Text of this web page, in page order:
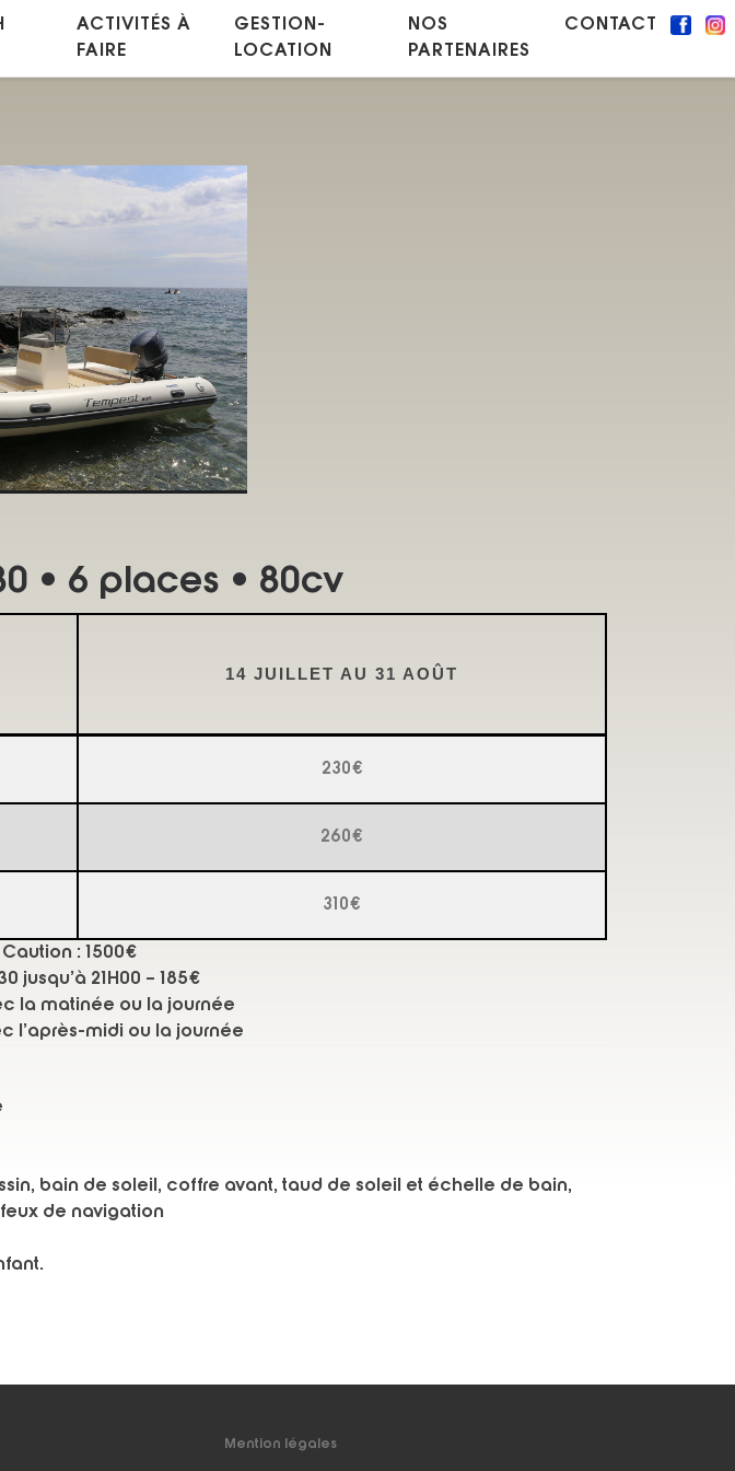
ACTIVITÉS À
FAIRE
GESTION-
LOCATION
NOS
PARTENAIRES
CONTACT
• 6 places • 80cv
14 JUILLET AU 31 AOÛT
230€
260€
310€
: 1500€
jusqu’à 21H00 – 185€
la matinée ou la journée
l’après-midi ou la journée
bain de soleil, coffre avant, taud de soleil et échelle de bain,
de navigation
Mention légales